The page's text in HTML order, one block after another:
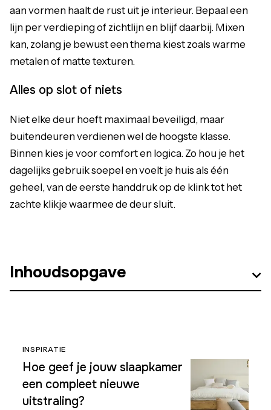
aan vormen haalt de rust uit je interieur. Bepaal een
lijn per verdieping of zichtlijn en blijf daarbij. Mixen
kan, zolang je bewust een thema kiest zoals warme
metalen of matte texturen.
Alles op slot of niets
Niet elke deur hoeft maximaal beveiligd, maar
buitendeuren verdienen wel de hoogste klasse.
Binnen kies je voor comfort en logica. Zo hou je het
dagelijks gebruik soepel en voelt je huis als één
geheel, van de eerste handdruk op de klink tot het
zachte klikje waarmee de deur sluit.
Inhoudsopgave
INSPIRATIE
Hoe geef je jouw slaapkamer
een compleet nieuwe
uitstraling?